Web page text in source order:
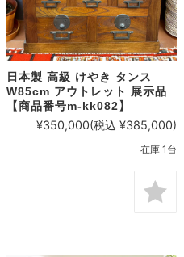
日本製 高級 けやき タンス
W85cm アウトレット 展示品
【商品番号m-kk082】
¥350,000(税込 ¥385,000)
在庫 1台